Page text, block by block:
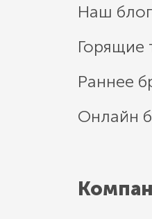
Наш блог
Горящие
Раннее
Онлайн